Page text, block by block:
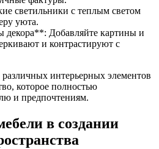
светильники с теплым светом
уюта.
декора**: Добавляйте картины и
и контрастируют с
интерьерных элементов
которое полностью
и предпочтениям.
в создании